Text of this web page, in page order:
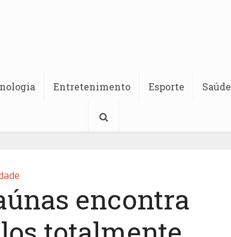
Entretenimento Esporte Saúde
encontra